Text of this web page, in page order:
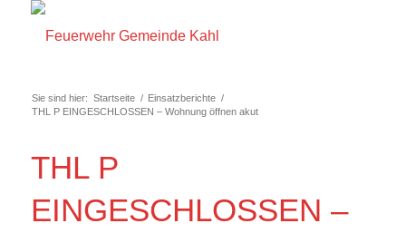
Sie sind hier: Startseite / Einsatzberichte /
THL P EINGESCHLOSSEN – Wohnung öffnen akut
THL P
EINGESCHLOSSEN –